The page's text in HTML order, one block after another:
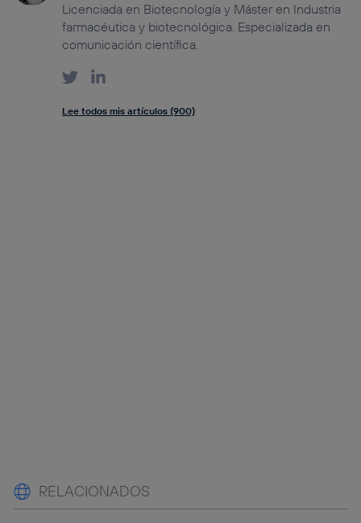
Licenciada en Biotecnología y Máster en Industria
farmacéutica y biotecnológica. Especializada en
comunicación científica.
Lee todos mis artículos (900)
RELACIONADOS